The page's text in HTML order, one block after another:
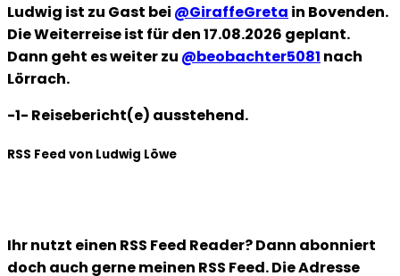
Ludwig ist zu Gast bei @GiraffeGreta in Bovenden.
Die Weiterreise ist für den 17.08.2026 geplant.
Dann geht es weiter zu @beobachter5081 nach
Lörrach.
-1- Reisebericht(e) ausstehend.
RSS Feed von Ludwig Löwe
Ihr nutzt einen RSS Feed Reader? Dann abonniert
doch auch gerne meinen RSS Feed. Die Adresse